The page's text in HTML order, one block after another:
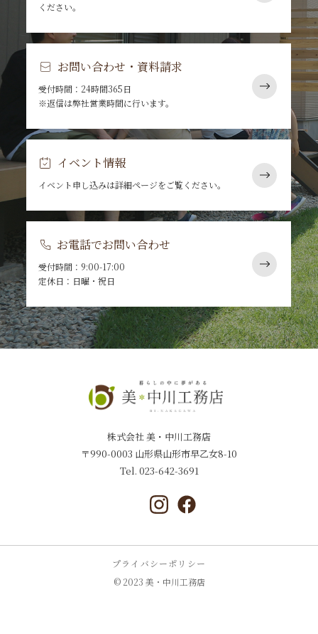
ください。
お問い合わせ・資料請求
受付時間：24時間365日
※返信は弊社営業時間に行います。
イベント情報
イベント申し込みは詳細ページをご覧ください。
お電話でお問い合わせ
受付時間：9:00-17:00
定休日：日曜・祝日
株式会社 美・中川工務店
〒990-0003 山形県山形市早乙女8-10
Tel. 023-642-3691
プライバシーポリシー
© 2023 美・中川工務店